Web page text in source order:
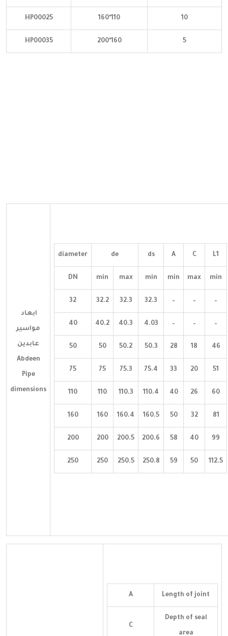
HP00025 160*110 10
HP00035 200*160 5
مواسير
عابدين
Abdeen
Pipe
dimensions
diameter de ds A C L1
DN min max min min max min
32 32.2 32.3 32.3 – – –
40 40.2 40.3 4.03 – – –
50 50 50.2 50.3 28 18 46
75 75 75.3 75.4 33 20 51
110 110 110.3 110.4 40 26 60
160 160 160.4 160.5 50 32 81
200 200 200.5 200.6 58 40 99
250 250 250.5 250.8 59 50 112.5
A Length of joint
C
Depth of seal
area